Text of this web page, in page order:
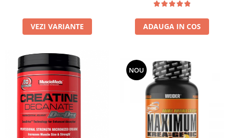
VEZI VARIANTE ADAUGA IN COS
NOU